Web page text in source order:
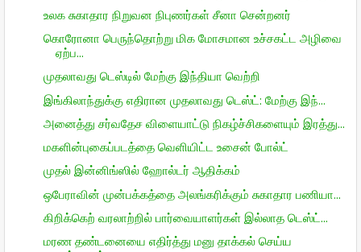
உலக சுகாதார நிறுவன நிபுணர்கள் சீனா சென்றனர்
கொரோனா பெருந்தொற்று மிக மோசமான உச்சகட்ட அழிவை
ஏற்ப...
முதலாவது டெஸ்டில் மேற்கு இந்தியா வெற்றி
இங்கிலாந்துக்கு எதிரான முதலாவது டெஸ்ட்: மேற்கு இந்...
அனைத்து சர்வதேச விளையாட்டு நிகழ்ச்சிகளையும் இரத்து...
மகளின்புகைப்படத்தை வெளியிட்ட உசைன் போல்ட்
முதல் இன்னிங்ஸில் ஹோல்டர் ஆதிக்கம்
ஒபேராவின் முன்பக்கத்தை அலங்கரிக்கும் சுகாதார பணியா...
கிறிக்கெற் வரலாற்றில் பார்வையாளர்கள் இல்லாத டெஸ்ட்...
மரண தண்டனையை எதிர்த்து மனு தாக்கல் செய்ய